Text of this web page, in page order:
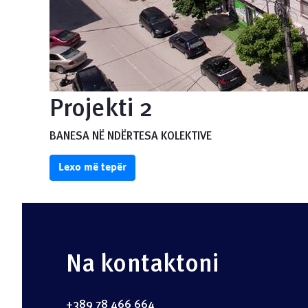
Projekti 2
BANESA NË NDËRTESA KOLEKTIVE
Lexo më tepër
Na kontaktoni
+389 78 466 664